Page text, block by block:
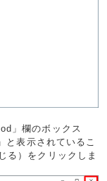
」欄のボックス
表示されているこ
る）をクリックしま